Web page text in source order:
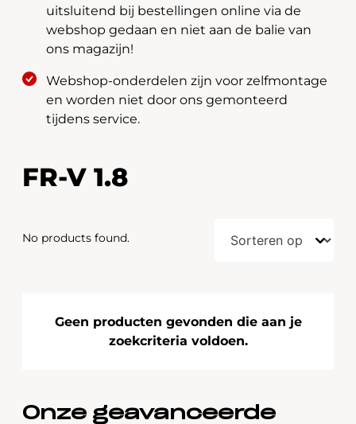
uitsluitend bij bestellingen online via de
webshop gedaan en niet aan de balie van
ons magazijn!
Webshop-onderdelen zijn voor zelfmontage
en worden niet door ons gemonteerd
tijdens service.
FR-V 1.8
No products found.
Geen producten gevonden die aan je
zoekcriteria voldoen.
Onze geavanceerde